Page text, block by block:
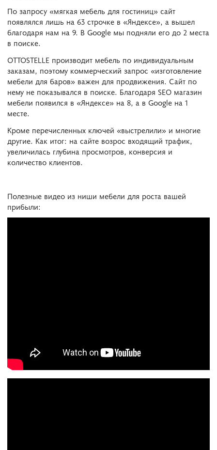
По запросу «мягкая мебель для гостиниц» сайт
появлялся лишь на 63 строчке в «Яндексе», а вышел
благодаря нам на 9. В Google мы подняли его до 2 места
в поиске.
OTTOSTELLE производит мебель по индивидуальным
заказам, поэтому коммерческий запрос «изготовление
мебели для баров» важен для продвижения. Сайт по
нему не показывался в поиске. Благодаря SEO магазин
мебели появился в «Яндексе» на 8, а в Google на 1
месте.
Кроме перечисленных ключей «выстрелили» и многие
другие. Как итог: на сайте возрос входящий трафик,
увеличилась глубина просмотров, конверсия и
количество клиентов.
Полезные видео из ниши мебели для роста вашей
прибыли: